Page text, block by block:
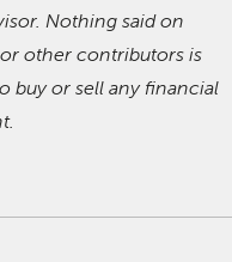
Nothing said on
other contributors is
buy or sell any financial